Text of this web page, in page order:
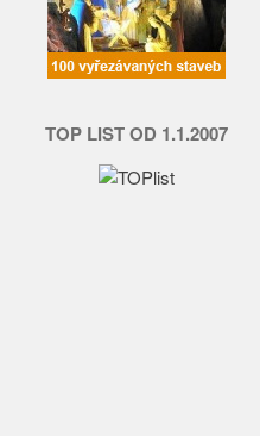
TOP LIST OD 1.1.2007